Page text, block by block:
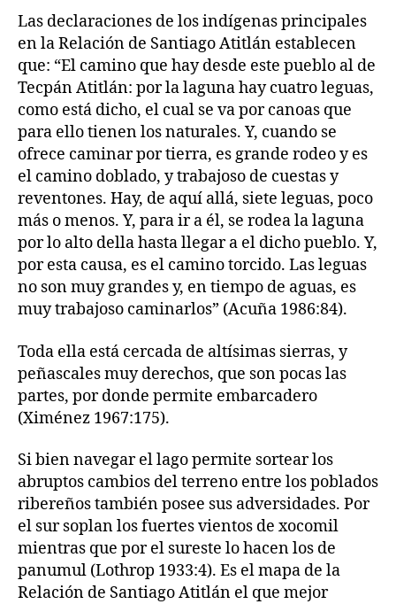
Las declaraciones de los indígenas principales
en la Relación de Santiago Atitlán establecen
que: “El camino que hay desde este pueblo al de
Tecpán Atitlán: por la laguna hay cuatro leguas,
como está dicho, el cual se va por canoas que
para ello tienen los naturales. Y, cuando se
ofrece caminar por tierra, es grande rodeo y es
el camino doblado, y trabajoso de cuestas y
reventones. Hay, de aquí allá, siete leguas, poco
más o menos. Y, para ir a él, se rodea la laguna
por lo alto della hasta llegar a el dicho pueblo. Y,
por esta causa, es el camino torcido. Las leguas
no son muy grandes y, en tiempo de aguas, es
muy trabajoso caminarlos” (Acuña 1986:84).
Toda ella está cercada de altísimas sierras, y
peñascales muy derechos, que son pocas las
partes, por donde permite embarcadero
(Ximénez 1967:175).
Si bien navegar el lago permite sortear los
abruptos cambios del terreno entre los poblados
ribereños también posee sus adversidades. Por
el sur soplan los fuertes vientos de xocomil
mientras que por el sureste lo hacen los de
panumul (Lothrop 1933:4). Es el mapa de la
Relación de Santiago Atitlán el que mejor